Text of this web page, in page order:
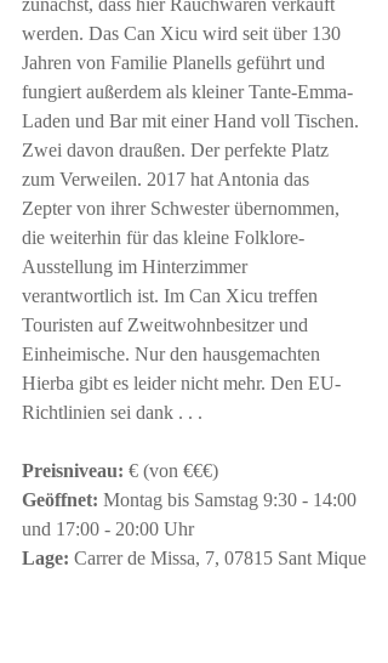
werden. Das Can Xicu wird seit über 130
Jahren von Familie Planells geführt und
fungiert außerdem als kleiner Tante-Emma-
Laden und Bar mit einer Hand voll Tischen.
Zwei davon draußen. Der perfekte Platz
zum Verweilen. 2017 hat Antonia das
Zepter von ihrer Schwester übernommen,
die weiterhin für das kleine Folklore-
Ausstellung im Hinterzimmer
verantwortlich ist. Im Can Xicu treffen
Touristen auf Zweitwohnbesitzer und
Einheimische. Nur den hausgemachten
Hierba gibt es leider nicht mehr. Den EU-
Richtlinien sei dank . . .
Preisniveau: € (von €€€)
Geöffnet: Montag bis Samstag 9:30 - 14:00
und 17:00 - 20:00 Uhr
Lage: Carrer de Missa, 7, 07815 Sant Mique